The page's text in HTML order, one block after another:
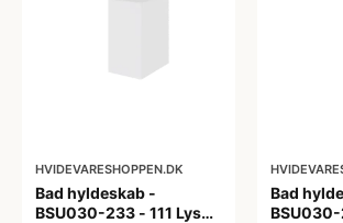
HVIDEVARESHOPPEN.DK
Bad hyldeskab -
BSU030-233 - 111 Lys
Bad
BSU030-